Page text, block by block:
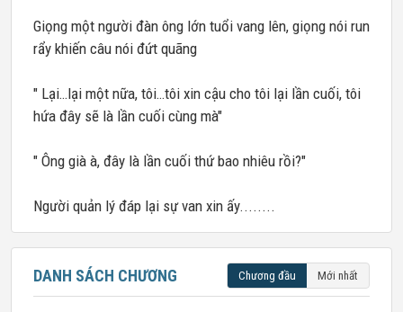
Giọng một người đàn ông lớn tuổi vang lên, giọng nói run
rẩy khiến câu nói đứt quãng
" Lại…lại một nữa, tôi…tôi xin cậu cho tôi lại lần cuối, tôi
hứa đây sẽ là lần cuối cùng mà"
" Ông già à, đây là lần cuối thứ bao nhiêu rồi?"
Người quản lý đáp lại sự van xin ấy........
DANH SÁCH CHƯƠNG Chương đầu Mới nhất